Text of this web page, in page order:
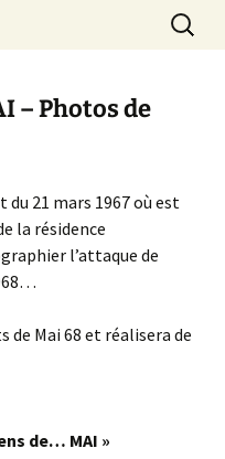
– Photos de
21 mars 1967 où est
la résidence
l’attaque de
de Mai 68 et réalisera de
de… MAI »